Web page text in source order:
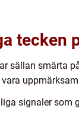
tecken
sällan smärta
signaler som